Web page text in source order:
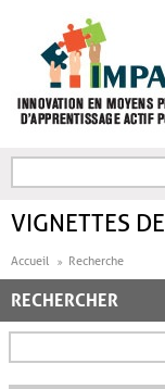
FORMULAIRE DE
VIGNETTES
Accueil Recherche
RECHERCHER